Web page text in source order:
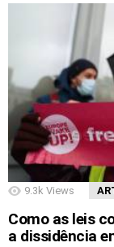
9.3k Views
Como as leis
a dissidência